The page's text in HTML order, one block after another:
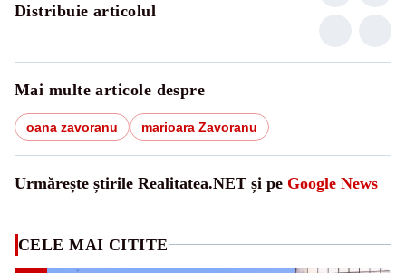
Distribuie articolul
Mai multe articole despre
oana zavoranu marioara Zavoranu
Urmărește știrile Realitatea.NET și pe Google News
CELE MAI CITITE